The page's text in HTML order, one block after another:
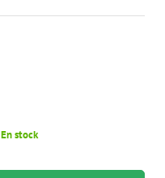
En stock